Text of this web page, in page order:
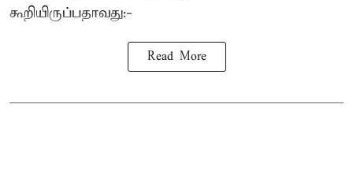
கூறியிருப்பதாவது:-
Read More